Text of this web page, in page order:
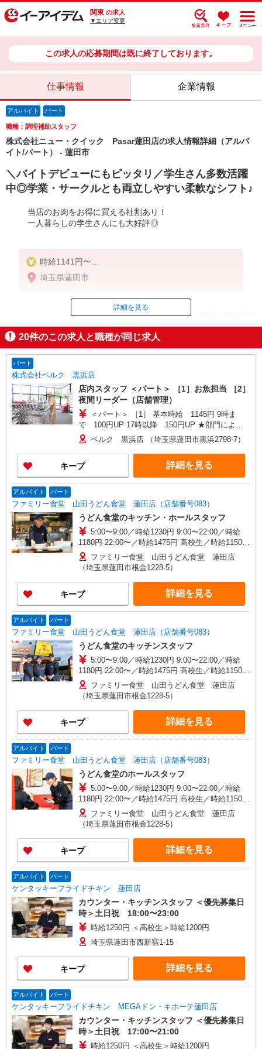
関東 の求人
▼エリア変更
この求人の応募期間は既に終了しております。
仕事情報 企業情報
アルバイト パート
職種：調理補助スタッフ
株式会社ニュー・クイック Pasar蓮田店の求人情報詳細（アルバ
イト/パート） - 蓮田市
＼バイトデビューにもピッタリ／学生さん多数活躍
中◎学業・サークルとも両立しやすい柔軟なシフト♪
当店のお肉をお得に買える社割あり！
一人暮らしの学生さんにも大好評◎
時給1141円〜
＊高校生（時給1141円）
＊土日祝＋100円
※毎月月末締め、翌月15日払い
埼玉県蓮田市
ID：AE0528708572
掲載期間終了
詳細を見る
20件のこの求人と職種が同じ求人
パート
株式会社ベルク 黒浜店
店内スタッフ ＜パート＞ ［1］お魚担当 ［2］
夜間リーダー（店舗管理）
＜パート＞ ［1］ 基本時給 1145円 9時ま
で 100円UP 17時以降 150円UP ★部門により
別途手当がつく場合あり ［2］ 9時〜17時 基本
時給1440円 17時〜22時 時給1590円（一律夜間
手当含む） ※22時以降 基本時給より25％UP ★
評価制度で時給UP！ ★パートは日・祝日は更に
時給100円UP！ 上記時間帯は募集時間ではありま
さい。
ベルク 黒浜店 （埼玉県蓮田市黒浜2798-7）
キープ 詳細を見る
アルバイト パート
ファミリー食堂 山田うどん食堂 蓮田店（店舗番号083）
うどん食堂のキッチン・ホールスタッフ
5:00〜9:00／時給1230円 9:00〜22:00／時給
1180円 22:00〜／時給1475円 高校生／時給1150円
日・祝日は時給50円アップ！（9時〜22時）
ファミリー食堂 山田うどん食堂 蓮田店
（埼玉県蓮田市根金1228-5）
キープ 詳細を見る
アルバイト パート
ファミリー食堂 山田うどん食堂 蓮田店（店舗番号083）
うどん食堂のキッチンスタッフ
5:00〜9:00／時給1230円 9:00〜22:00／時給
1180円 22:00〜／時給1475円 高校生／時給1150円
日・祝日は時給50円アップ！（9時〜22時）
ファミリー食堂 山田うどん食堂 蓮田店
（埼玉県蓮田市根金1228-5）
キープ 詳細を見る
アルバイト パート
ファミリー食堂 山田うどん食堂 蓮田店（店舗番号083）
うどん食堂のホールスタッフ
5:00〜9:00／時給1230円 9:00〜22:00／時給
1180円 22:00〜／時給1475円 高校生／時給1150円
日・祝日は時給50円アップ！（9時〜22時）
ファミリー食堂 山田うどん食堂 蓮田店
（埼玉県蓮田市根金1228-5）
キープ 詳細を見る
アルバイト パート
ケンタッキーフライドチキン 蓮田店
カウンター・キッチンスタッフ ＜優先募集日
時＞土日祝 18:00〜23:00
時給1250円 ＜高校生＞時給1200円
埼玉県蓮田市西新宿1-15
キープ 詳細を見る
アルバイト パート
ケンタッキーフライドチキン MEGAドン・キホーテ蓮田店
カウンター・キッチンスタッフ ＜優先募集日
時＞土日祝 17:00〜21:00
時給1250円 ＜高校生＞時給1200円